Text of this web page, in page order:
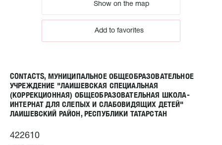
Show on the map
Add to favorites
CONTACTS, МУНИЦИПАЛЬНОЕ ОБЩЕОБРАЗОВАТЕЛЬНОЕ
УЧРЕЖДЕНИЕ "ЛАИШЕВСКАЯ СПЕЦИАЛЬНАЯ
(КОРРЕКЦИОННАЯ) ОБЩЕОБРАЗОВАТЕЛЬНАЯ ШКОЛА-
ИНТЕРНАТ ДЛЯ СЛЕПЫХ И СЛАБОВИДЯЩИХ ДЕТЕЙ"
ЛАИШЕВСКИЙ РАЙОН, РЕСПУБЛИКИ ТАТАРСТАН
422610